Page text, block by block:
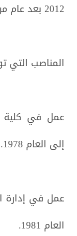
2012 بعد عام من العلاج في السعودية وألمانيا.
المناصب التي
إلى العام 1978.
العام 1981.